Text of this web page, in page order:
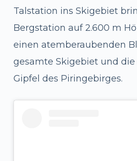
Talstation ins Skigebiet
Bergstation auf 2.600 m
einen atemberaubenden
gesamte Skigebiet und
Gipfel des Piringebirges.